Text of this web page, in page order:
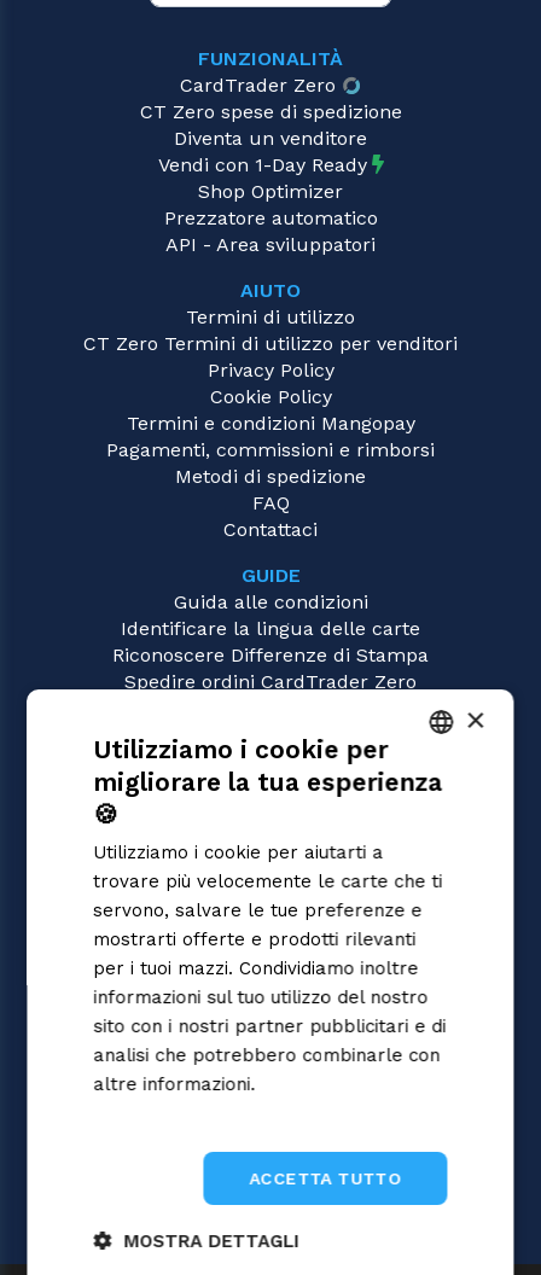
FUNZIONALITÀ
CardTrader Zero
CT Zero spese di spedizione
Diventa un venditore
Vendi con 1-Day Ready
Shop Optimizer
Prezzatore automatico
API - Area sviluppatori
AIUTO
Termini di utilizzo
CT Zero Termini di utilizzo per venditori
Privacy Policy
Cookie Policy
Termini e condizioni Mangopay
Pagamenti, commissioni e rimborsi
Metodi di spedizione
FAQ
Contattaci
GUIDE
Guida alle condizioni
Identificare la lingua delle carte
Riconoscere Differenze di Stampa
Spedire ordini CardTrader Zero
GIOCHI
Magic: the Gathering
Flesh and Blood
Digimon
One Piece
Dragon Ball Super
Cardfight!! Vanguard
Disney Lorcana
Star Wars Unlimited
Union Arena
Riftbound | League of Legends
ITALIAN
×
Utilizziamo i cookie per
migliorare la tua esperienza
🍪
Utilizziamo i cookie per aiutarti a
trovare più velocemente le carte che ti
servono, salvare le tue preferenze e
mostrarti offerte e prodotti rilevanti
per i tuoi mazzi. Condividiamo inoltre
informazioni sul tuo utilizzo del nostro
sito con i nostri partner pubblicitari e di
analisi che potrebbero combinarle con
altre informazioni.
ACCETTA TUTTO
MOSTRA DETTAGLI